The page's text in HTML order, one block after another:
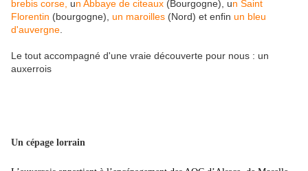
brebis corse, un Abbaye de citeaux (Bourgogne), un Saint
Florentin (bourgogne), un maroilles (Nord) et enfin un bleu
d'auvergne
Le tout accompagné d'une vraie découverte pour nous : un
auxerrois
Un cépage lorrain